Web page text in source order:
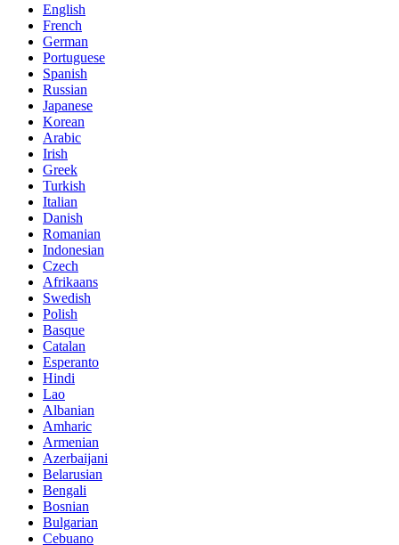
English
French
German
Portuguese
Spanish
Russian
Japanese
Korean
Arabic
Irish
Greek
Turkish
Italian
Danish
Romanian
Indonesian
Czech
Afrikaans
Swedish
Polish
Basque
Catalan
Esperanto
Hindi
Lao
Albanian
Amharic
Armenian
Azerbaijani
Belarusian
Bengali
Bosnian
Bulgarian
Cebuano